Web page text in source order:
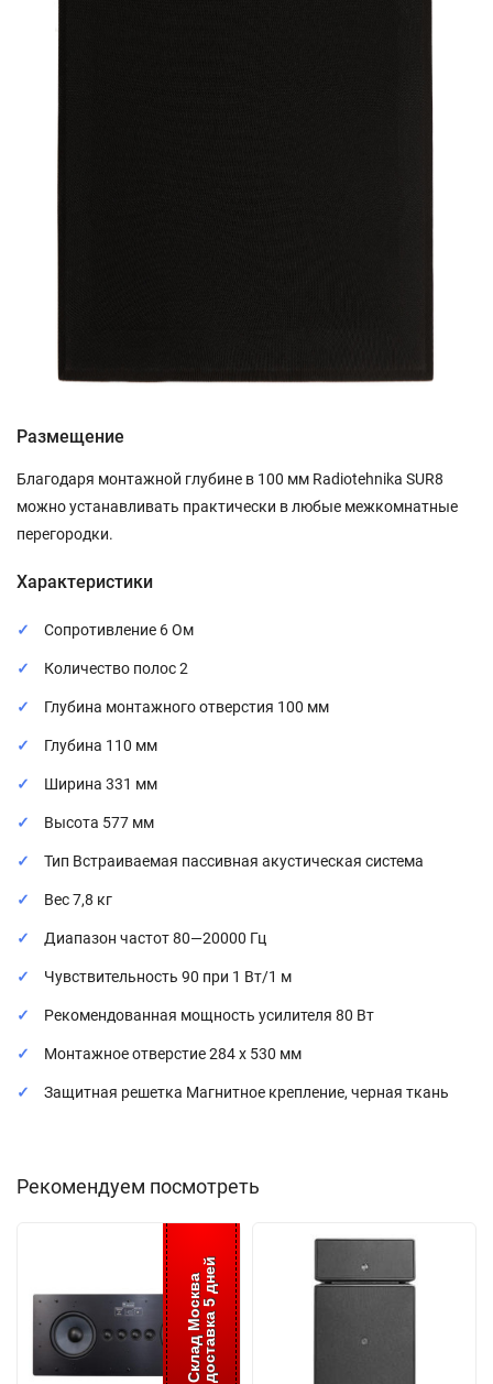
Размещение
Благодаря монтажной глубине в 100 мм Radiotehnika SUR8
можно устанавливать практически в любые межкомнатные
перегородки.
Характеристики
Сопротивление 6 Ом
Количество полос 2
Глубина монтажного отверстия 100 мм
Глубина 110 мм
Ширина 331 мм
Высота 577 мм
Тип Встраиваемая пассивная акустическая система
Вес 7,8 кг
Диапазон частот 80—20000 Гц
Чувствительность 90 при 1 Вт/1 м
Рекомендованная мощность усилителя 80 Вт
Монтажное отверстие 284 х 530 мм
Защитная решетка Магнитное крепление, черная ткань
Рекомендуем посмотреть
Склад Москвадоставка 5 дней